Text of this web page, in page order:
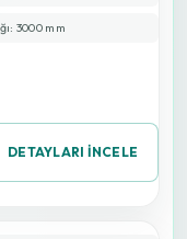
DETAYLARI İNCELE
3000 mm